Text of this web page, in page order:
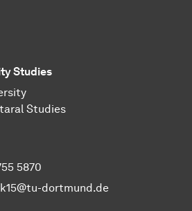
Studies
Studies
5870
dortmund.de